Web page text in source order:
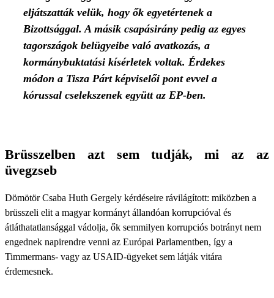
eljátszatták velük, hogy ők egyetértenek a
Bizottsággal. A másik csapásirány pedig az egyes
tagországok belügyeibe való avatkozás, a
kormánybuktatási kísérletek voltak. Érdekes
módon a Tisza Párt képviselői pont evvel a
kórussal cselekszenek együtt az EP-ben.
Brüsszelben azt sem tudják, mi az az
üvegzseb
Dömötör Csaba Huth Gergely kérdéseire rávilágított: miközben a
brüsszeli elit a magyar kormányt állandóan korrupcióval és
átláthatatlansággal vádolja, ők semmilyen korrupciós botrányt nem
engednek napirendre venni az Európai Parlamentben, így a
Timmermans- vagy az USAID-ügyeket sem látják vitára
érdemesnek.